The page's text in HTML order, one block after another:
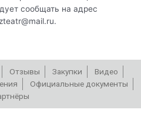
сообщать на адрес
Отзывы Закупки
Видео
Официальные документы